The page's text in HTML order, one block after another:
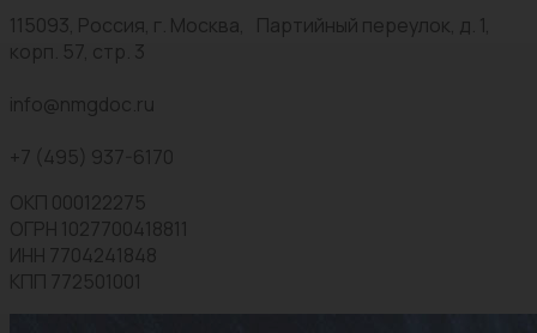
115093, Россия, г. Москва, Партийный переулок, д. 1,
корп. 57, стр. 3
info@nmgdoc.ru
+7 (495) 937-6170
ОКП 000122275
ОГРН 1027700418811
ИНН 7704241848
КПП 772501001